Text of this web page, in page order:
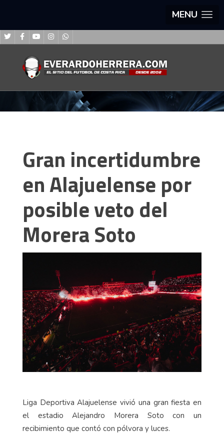
MENU
Gran incertidumbre
en Alajuelense por
posible veto del
Morera Soto
Liga Deportiva Alajuelense vivió una gran fiesta en
el estadio Alejandro Morera Soto con un
recibimiento que contó con pólvora y luces.